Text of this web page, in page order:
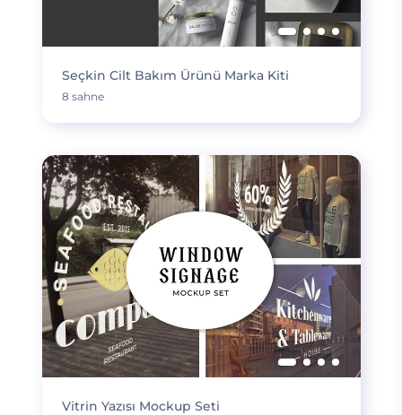
Seçkin Cilt Bakım Ürünü Marka Kiti
8 sahne
Vitrin Yazısı Mockup Seti